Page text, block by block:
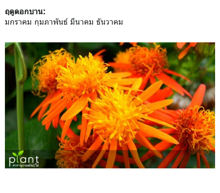
ฤดูดอกบาน:
มกราคม กุมภาพันธ์ มีนาคม ธันวาคม